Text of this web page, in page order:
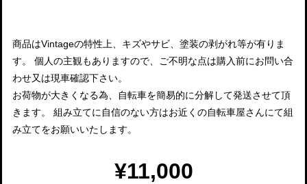
商品はVintageの特性上、キズやサビ、塗装の剥がれ等が有りま
す。 個人の主観もありますので、ご不明な点は購入前にお問い合
わせ又は現車確認下さい。
お荷物が大きくなる為、自転車を簡易的に分解して発送させて頂
きます。 組み立てに自信のない方はお近くの自転車屋さんにて組
み立てをお願いいたします。
¥11,000